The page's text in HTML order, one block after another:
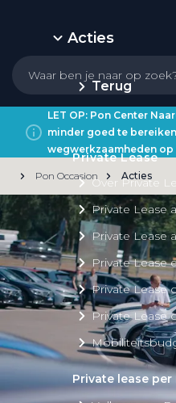
Acties
Terug
Private Lease
Over Private
Private Lease
Private Lease
Private Lease
Private Lease
Private Lease
Private lease per
LET OP: Pon Center
minder goed te
wegwerkzaamheden op
Pon Occasion Acties